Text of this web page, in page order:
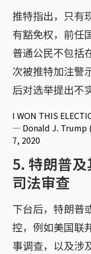
推特指出，只有
有豁免权，前任
普通公民不包括
次被推特加注警
后对选举提出不
I WON THIS
— Donald J. Trump
7, 2020
5. 特朗普
司法审查
下台后，特朗普
控，例如美国联
事调查，以及涉